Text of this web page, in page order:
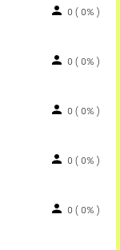
0 ( 0% )
0 ( 0% )
0 ( 0% )
0 ( 0% )
0 ( 0% )